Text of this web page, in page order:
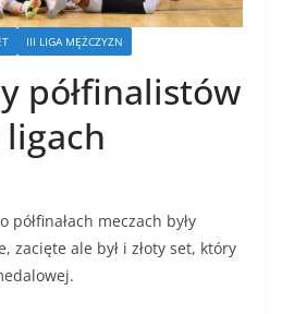
III LIGA MĘŻCZYZN
półfinalistów
półfinałach meczach były
zacięte ale był i złoty set, który